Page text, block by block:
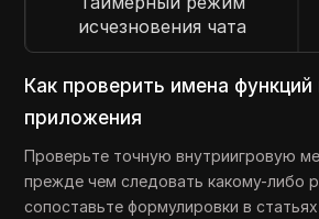
исчезновения чата
Как проверить имена
приложения
Проверьте точную внутриигровую
прежде чем следовать какому-либо
сопоставьте формулировки в